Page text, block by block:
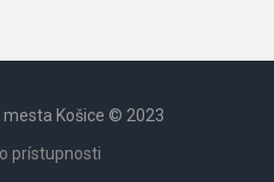
mesta Košice © 2023
prístupnosti